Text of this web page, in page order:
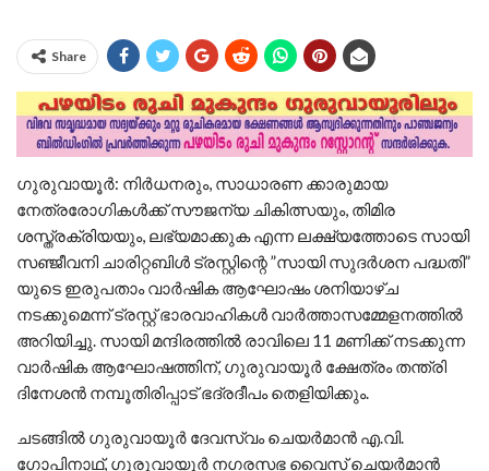
Share
ഗുരുവായൂർ: നിർധനരും, സാധാരണ ക്കാരുമായ
നേത്രരോഗികൾക്ക് സൗജന്യ ചികിത്സയും, തിമിര
ശസ്ത്രക്രിയയും, ലഭ്യമാക്കുക എന്ന ലക്ഷ്യത്തോടെ സായി
സഞ്ജീവനി ചാരിറ്റബിൾ ട്രസ്റ്റിന്റെ ”സായി സുദർശന പദ്ധതി”
യുടെ ഇരുപതാം വാർഷിക ആഘോഷം ശനിയാഴ്ച
നടക്കുമെന്ന് ട്രസ്റ്റ് ഭാരവാഹികൾ വാർത്താസമ്മേളനത്തിൽ
അറിയിച്ചു. സായി മന്ദിരത്തിൽ രാവിലെ 11 മണിക്ക് നടക്കുന്ന
വാർഷിക ആഘോഷത്തിന്, ഗുരുവായൂർ ക്ഷേത്രം തന്ത്രി
ദിനേശൻ നമ്പൂതിരിപ്പാട് ഭദ്രദീപം തെളിയിക്കും.
ചടങ്ങിൽ ഗുരുവായൂർ ദേവസ്വം ചെയർമാൻ എ.വി.
ഗോപിനാഥ്, ഗുരുവായൂർ നഗരസഭ വൈസ് ചെയർമാൻ